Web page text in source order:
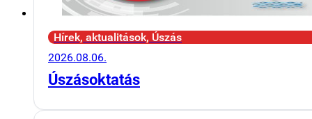
Hírek, aktualitások, Úszás
2026.08.06.
Úszásoktatás